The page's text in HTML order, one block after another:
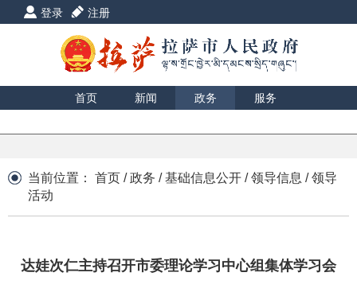
登录 注册
首页 新闻 政务
服务
当前位置： 首页 /政务 /基础信息公开 /领导信息 /领导
活动
达娃次仁主持召开市委理论学习中心组集体学习会